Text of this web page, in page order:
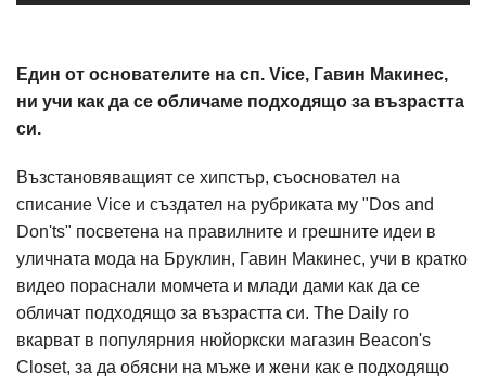
Един от основателите на сп. Vice, Гавин Макинес,
ни учи как да се обличаме подходящо за възрастта
си.
Възстановяващият се хипстър, съосновател на
списание Vice и създател на рубриката му "Dos and
Don'ts" посветена на правилните и грешните идеи в
уличната мода на Бруклин, Гавин Макинес, учи в кратко
видео пораснали момчета и млади дами как да се
обличат подходящо за възрастта си. The Daily го
вкарват в популярния нюйоркски магазин Beacon's
Closet, за да обясни на мъже и жени как е подходящо